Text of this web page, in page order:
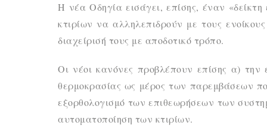
Η νέα Οδηγία εισάγει, επίσης, έναν «δείκτη
κτιρίων να αλληλεπιδρούν με τους
διαχείρισή τους με αποδοτικό τρόπο.
Οι νέοι κανόνες προβλέπουν επίσης α)
θερμοκρασίας ως μέρος των παρεμβάσεων
εξορθολογισμό των επιθεωρήσεων των
αυτοματοποίηση των κτιρίων.